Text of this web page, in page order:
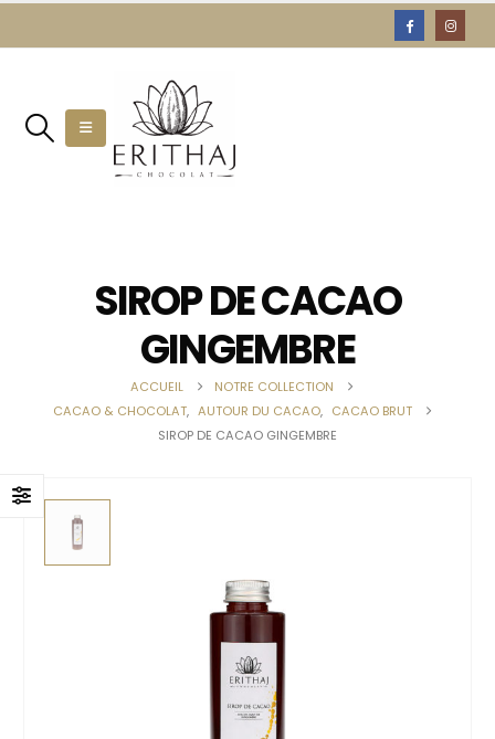
SIROP DE CACAO
GINGEMBRE
ACCUEIL
NOTRE COLLECTION
CACAO & CHOCOLAT, AUTOUR DU CACAO, CACAO BRUT
SIROP DE CACAO GINGEMBRE